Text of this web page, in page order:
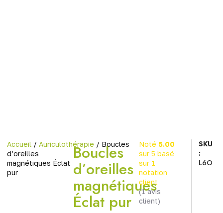
Accueil / Auriculothérapie / Boucles
d’oreilles
magnétiques Éclat
pur
Boucles
d’oreilles
magnétiques
Éclat pur
Noté 5.00
sur 5 basé
sur 1
notation
client
(1avis
client)
SKU
:
L6O